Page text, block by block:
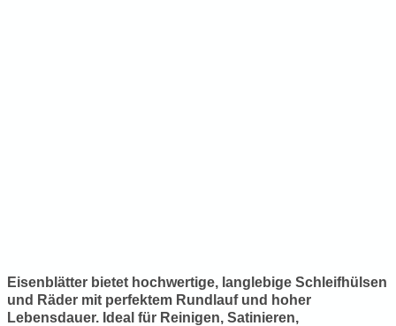
Eisenblätter bietet hochwertige, langlebige Schleifhülsen
und Räder mit perfektem Rundlauf und hoher
Lebensdauer. Ideal für Reinigen, Satinieren,